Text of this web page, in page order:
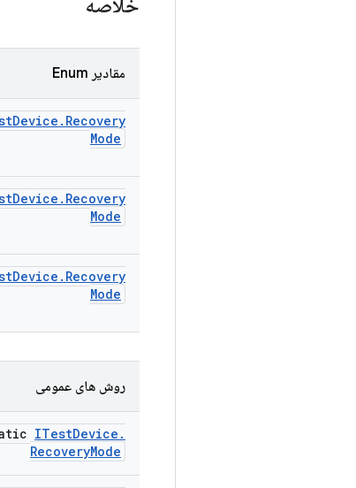
خلاصه
مقادیر Enum
Device . Recovery
Mode
Device . Recovery
Mode
Device . Recovery
Mode
روش های عمومی
ITestDevice .
RecoveryMode